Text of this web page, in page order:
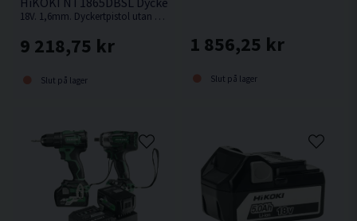
Överbelastningsskydd (HPS -HiKOKI Protection
System)
Integrerat LED ljus med vidvinkel
18V. 1,6mm. Dyckertpistol utan behov av kompressor, slang eller gas.
9 218,75 kr
Slut på lager
1 856,25 kr
Slut på lager